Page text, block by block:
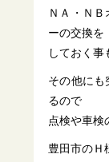
ＮＡ・Ｎ
ーの交換を
しておく事
その他にも
るので
点検や車検
豊田市のＨ